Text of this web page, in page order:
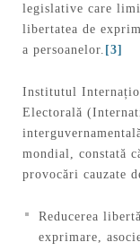
legislative care
libertatea de
a persoanelor. [3]
Institutul
Electorală
mondial, constată
provocări cauzate
Reducerea
exprimare,